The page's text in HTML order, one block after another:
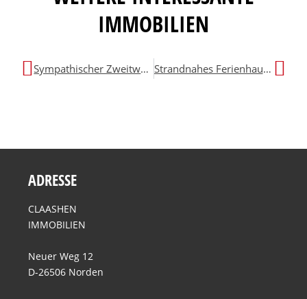
IMMOBILIEN
Sympathischer Zweitwohnsitz in Neßmersiel Strandnahes Ferienhaus als attraktive Kapitalanlage
ADRESSE
CLAASHEN
IMMOBILIEN
Neuer Weg 12
D-26506 Norden